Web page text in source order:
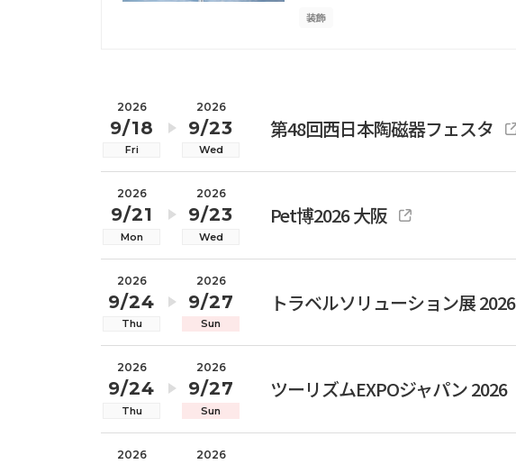
装飾
2026
9/18
Fri
2026
9/23
Wed
第48回西日本陶磁器フェスタ
2026
9/21
Mon
2026
9/23
Wed
Pet博2026 大阪
2026
9/24
Thu
2026
9/27
Sun
トラベルソリューション展 2026
2026
9/24
Thu
2026
9/27
Sun
ツーリズムEXPOジャパン 2026
2026 2026